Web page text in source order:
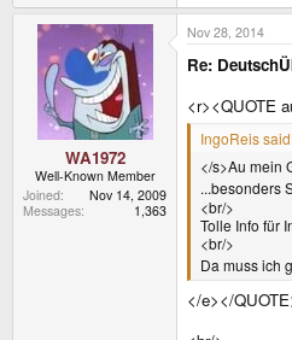
WA1972
Well-Known Member
Joined
Nov 14, 2009
Messages
1,363
Nov 28, 2014
Re:
<r><QUOTE
IngoReis
</s>Au mein
...besonders
<br/>
Tolle Info für
<br/>
Da muss ich
</e></